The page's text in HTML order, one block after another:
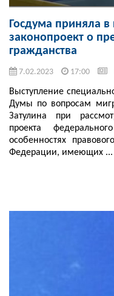
Госдума приняла
законопроект о
гражданства
7.02.2023 17:00
Выступление
Думы по вопросам
Затулина при
проекта
особенностях
Федерации, имеющих ...